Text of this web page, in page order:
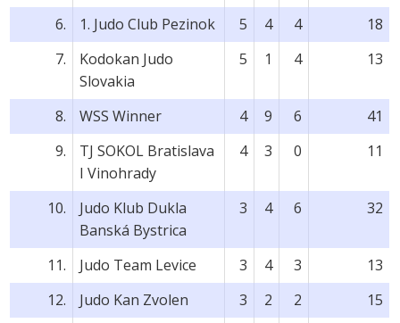
6.
1. Judo Club Pezinok 5 4 4
18
7.
Kodokan Judo
Slovakia
5 1 4 13
8. WSS Winner 4 9 6
41
9.
TJ SOKOL Bratislava
I Vinohrady
4 3 0 11
10.
Judo Klub Dukla
Banská Bystrica
3 4 6 32
11. Judo Team Levice 3 4 3
13
12.
Judo Kan Zvolen 3 2 2
15